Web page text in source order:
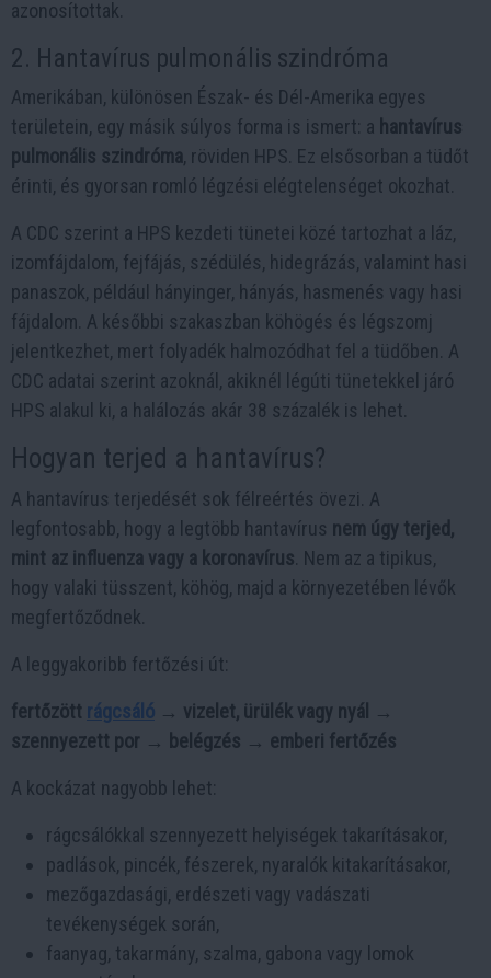
azonosítottak.
2. Hantavírus pulmonális szindróma
Amerikában, különösen Észak- és Dél-Amerika egyes
területein, egy másik súlyos forma is ismert: a hantavírus
pulmonális szindróma, röviden HPS. Ez elsősorban a tüdőt
érinti, és gyorsan romló légzési elégtelenséget okozhat.
A CDC szerint a HPS kezdeti tünetei közé tartozhat a láz,
izomfájdalom, fejfájás, szédülés, hidegrázás, valamint hasi
panaszok, például hányinger, hányás, hasmenés vagy hasi
fájdalom. A későbbi szakaszban köhögés és légszomj
jelentkezhet, mert folyadék halmozódhat fel a tüdőben. A
CDC adatai szerint azoknál, akiknél légúti tünetekkel járó
HPS alakul ki, a halálozás akár 38 százalék is lehet.
Hogyan terjed a hantavírus?
A hantavírus terjedését sok félreértés övezi. A
legfontosabb, hogy a legtöbb hantavírus nem úgy terjed,
mint az influenza vagy a koronavírus . Nem az a tipikus,
hogy valaki tüsszent, köhög, majd a környezetében lévők
megfertőződnek.
A leggyakoribb fertőzési út:
fertőzött rágcsáló → vizelet, ürülék vagy nyál →
szennyezett por → belégzés → emberi fertőzés
A kockázat nagyobb lehet:
rágcsálókkal szennyezett helyiségek takarításakor,
padlások, pincék, fészerek, nyaralók kitakarításakor,
mezőgazdasági, erdészeti vagy vadászati
tevékenységek során,
faanyag, takarmány, szalma, gabona vagy lomok